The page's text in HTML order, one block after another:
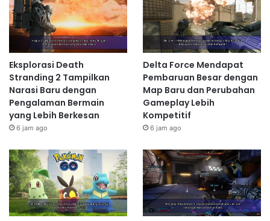
Eksplorasi Death
Stranding 2 Tampilkan
Narasi Baru dengan
Pengalaman Bermain
yang Lebih Berkesan
6 jam ago
Delta Force Mendapat
Pembaruan Besar dengan
Map Baru dan Perubahan
Gameplay Lebih
Kompetitif
6 jam ago